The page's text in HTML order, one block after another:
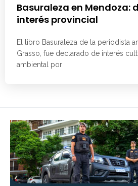
Basuraleza en Mendoza:
interés provincial
El libro Basuraleza de la periodista
Grasso, fue declarado de interés
ambiental por